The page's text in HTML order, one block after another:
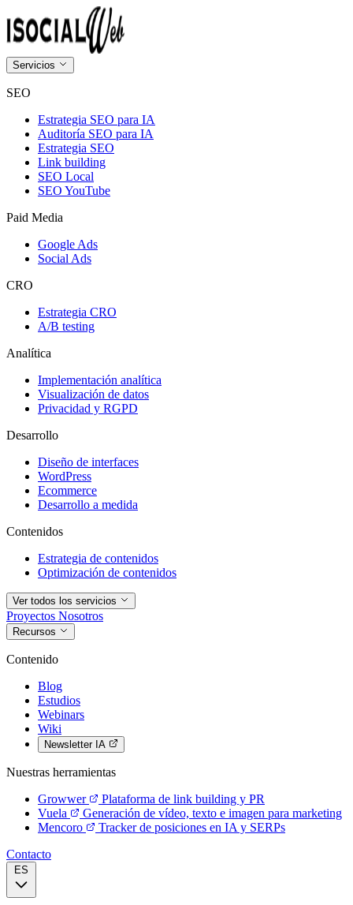
Servicios
SEO
Estrategia SEO para IA
Auditoría SEO para IA
Estrategia SEO
Link building
SEO Local
SEO YouTube
Paid Media
Google Ads
Social Ads
CRO
Estrategia CRO
A/B testing
Analítica
Implementación analítica
Visualización de datos
Privacidad y RGPD
Desarrollo
Diseño de interfaces
WordPress
Ecommerce
Desarrollo a medida
Contenidos
Estrategia de contenidos
Optimización de contenidos
Ver todos los servicios
Proyectos Nosotros
Recursos
Contenido
Blog
Estudios
Webinars
Wiki
Newsletter IA
Nuestras herramientas
Growwer
Plataforma de link building y PR
Vuela
Generación de vídeo, texto e imagen para marketing
Mencoro
Tracker de posiciones en IA y SERPs
Contacto